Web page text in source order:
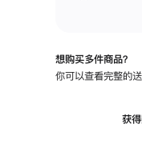
想购买多件商品？
你可以查看完整的送
获得